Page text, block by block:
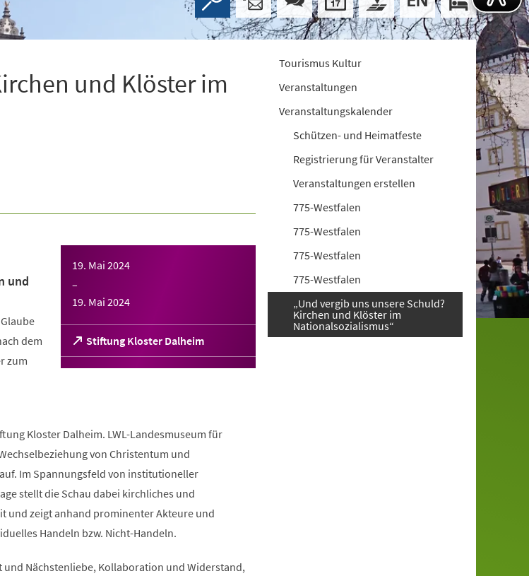
und Klöster im
19. Mai 2024
–
19. Mai 2024
Stiftung Kloster Dalheim
(Öffnet
in
einem
und
dem
zum
Kloster Dalheim. LWL-Landesmuseum für
von Christentum und
Im Spannungsfeld von institutioneller
stellt die Schau dabei kirchliches und
und zeigt anhand prominenter Akteure und
Handeln bzw. Nicht-Handeln.
Nächstenliebe, Kollaboration und Widerstand,
Tourismus Kultur
Veranstaltungen
Veranstaltungskalender
Schützen- und Heimatfeste
Registrierung für Veranstalter
Veranstaltungen erstellen
775-Westfalen
775-Westfalen
775-Westfalen
775-Westfalen
„Und vergib uns unsere Schuld?
Kirchen und Klöster im
Nationalsozialismus“